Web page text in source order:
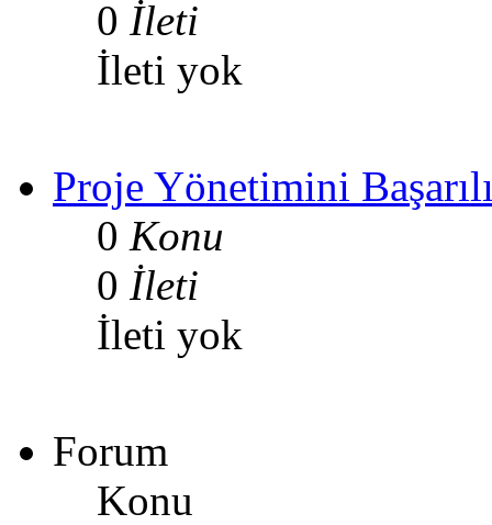
0 İleti
İleti yok
Proje Yönetimini
0 Konu
0 İleti
İleti yok
Forum
Konu